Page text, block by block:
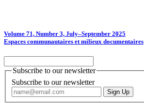
Volume 71, Number 3, July–September 2025
Espaces communautaires et milieux documentaires
Subscribe to our newsletter
Subscribe to our newsletter